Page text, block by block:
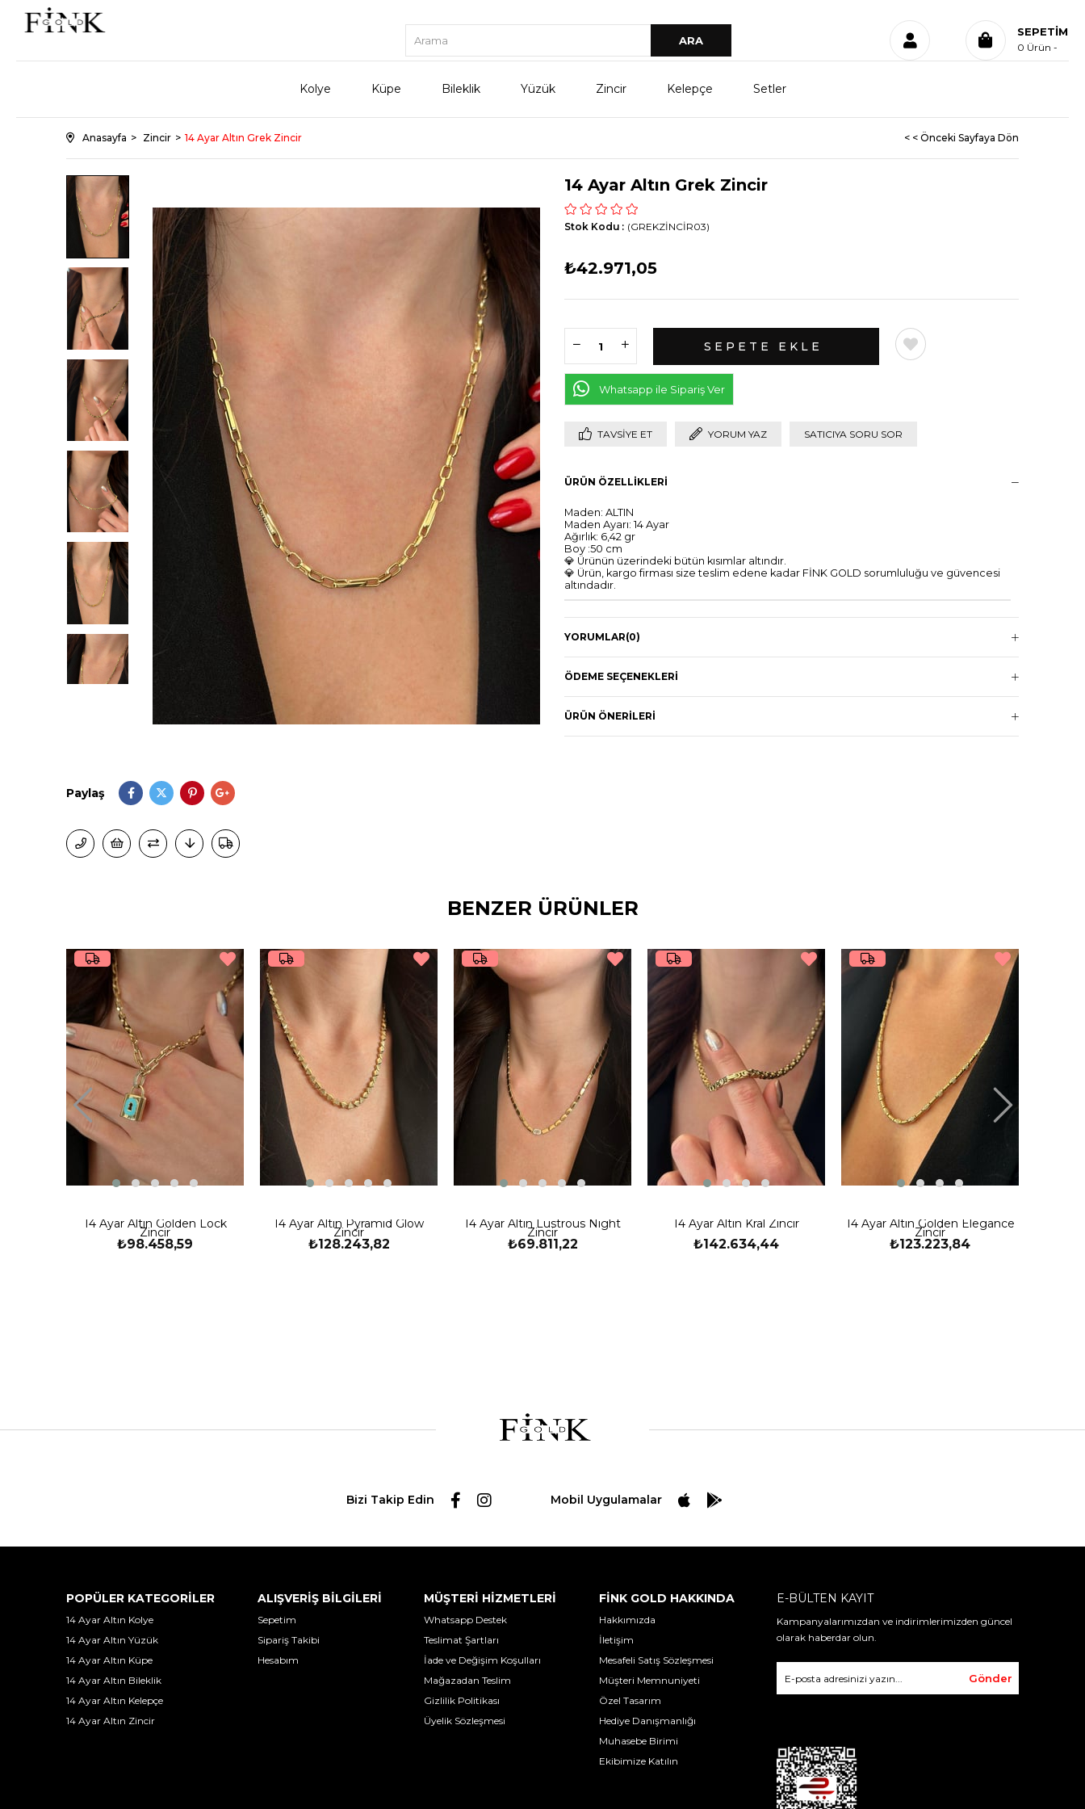
SEPETIM
0 Ürün
Kolye Küpe Bileklik Yüzük Zincir Kelepçe Setler
Anasayfa Zincir 14 Ayar Altın Grek Zincir < < Önceki Sayfaya Dön
Paylaş
14 Ayar Altın Grek Zincir
(GREKZİNCİR03)
Stok Kodu
₺42.971,05
Whatsapp ile Sipariş Ver
TAVSIYE ET YORUM YAZ SATICIYA SORU SOR
ÜRÜN ÖZELLIKLERI
Maden: ALTIN
Maden Ayarı: 14 Ayar
Ağırlık: 6,42 gr
Boy :50 cm
💎 Ürünün üzerindeki bütün kısımlar altındır.
💎 Ürün, kargo firması size teslim edene kadar FİNK GOLD sorumluluğu ve güvencesi
altındadır.
YORUMLAR(0)
ÖDEME SEÇENEKLERI
ÜRÜN ÖNERILERI
BENZER ÜRÜNLER
14 Ayar Altın Golden Lock
Zincir
₺98.458,59
14 Ayar Altın Pyramid Glow
Zincir
₺128.243,82
14 Ayar Altın Lustrous Night
Zincir
₺69.811,22
14 Ayar Altın Kral Zincir
₺142.634,44
14 Ayar Altın Golden Elegance
Zincir
₺123.223,84
Bizi Takip Edin Mobil Uygulamalar
POPÜLER KATEGORİLER
14 Ayar Altın Kolye
14 Ayar Altın Yüzük
14 Ayar Altın Küpe
14 Ayar Altın Bileklik
14 Ayar Altın Kelepçe
14 Ayar Altın Zincir
ALIŞVERİŞ BİLGİLERİ
Sepetim
Sipariş Takibi
Hesabım
MÜŞTERİ HİZMETLERİ
Whatsapp Destek
Teslimat Şartları
İade ve Değişim Koşulları
Mağazadan Teslim
Gizlilik Politikası
Üyelik Sözleşmesi
FİNK GOLD HAKKINDA
Hakkımızda
İletişim
Mesafeli Satış Sözleşmesi
Müşteri Memnuniyeti
Özel Tasarım
Hediye Danışmanlığı
Muhasebe Birimi
Ekibimize Katılın
E-BÜLTEN KAYIT
Kampanyalarımızdan ve indirimlerimizden güncel
olarak haberdar olun.
Gönder